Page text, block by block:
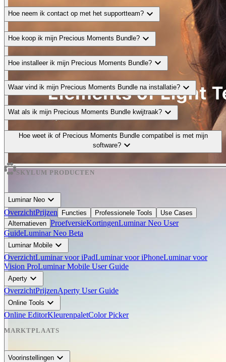
Hoe neem ik contact op met het supportteam? expand_more
Hoe koop ik mijn Precious Moments Bundle? expand_more
Hoe installeer ik mijn Precious Moments Bundle? expand_more
Waar vind ik mijn Precious Moments Bundle na installatie? expand_more
Wat als ik mijn Precious Moments Bundle kwijtraak? expand_more
Hoe weet ik of Precious Moments Bundle compatibel is met mijn
software? expand_more
SKYLUM PRODUCTEN
Luminar Neo expand_more
OverzichtPrijzen Functies Professionele Tools
Use Cases
Alternatieven ProefversieKortingenLuminar Neo User
GuideLuminar Neo Beta
Luminar Mobile expand_more
OverzichtLuminar voor iPadLuminar voor iPhoneLuminar voor
Vision ProLuminar Mobile User Guide
Aperty expand_more
OverzichtPrijzenAperty User Guide
Online Tools expand_more
Online EditorKleurenpaletColor Picker
MARKTPLAATS
Voorinstellingen expand_more